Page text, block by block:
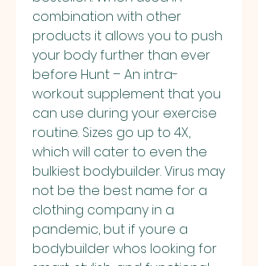
combination with other
products it allows you to push
your body further than ever
before Hunt – An intra-
workout supplement that you
can use during your exercise
routine. Sizes go up to 4X,
which will cater to even the
bulkiest bodybuilder. Virus may
not be the best name for a
clothing company in a
pandemic, but if youre a
bodybuilder whos looking for